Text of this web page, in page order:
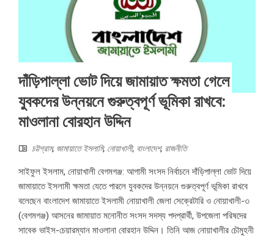
দাঁড়িপাল্লা ভোট দিয়ে জামায়াত ক্ষমতা গেলে
যুবকদের উন্নয়নে গুরুত্বপূর্ণ ভূমিকা রাখবে:
মাওলানা বোরহান উদ্দিন
চট্টগ্রাম, জামায়াতে ইসলামি, নোয়াখালী, বাংলাদেশ, রাজনীতি
সাইফুল ইসলাম, নোয়াখালী বেগমগঞ্জ: আগামী সংসদ নির্বাচনে দাঁড়িপাল্লা ভোট দিয়ে
জামায়াতে ইসলামী ক্ষমতা যেতে পারলে যুবকদের উন্নয়নে গুরুত্বপূর্ণ ভূমিকা রাখবে
বলেছেন বাংলাদেশ জামায়াতে ইসলামী নোয়াখালী জেলা সেক্রেটারি ও নোয়াখালী-৩
(বেগমগঞ্জ) আসনের জামায়াত মনোনীত সংসদ সদস্য পদপ্রার্থী, উপজেলা পরিষদের
সাবেক ভাইস-চেয়ারম্যান মাওলানা বোরহান উদ্দিন। তিনি আজ নোয়াখালীর চৌমুহনী